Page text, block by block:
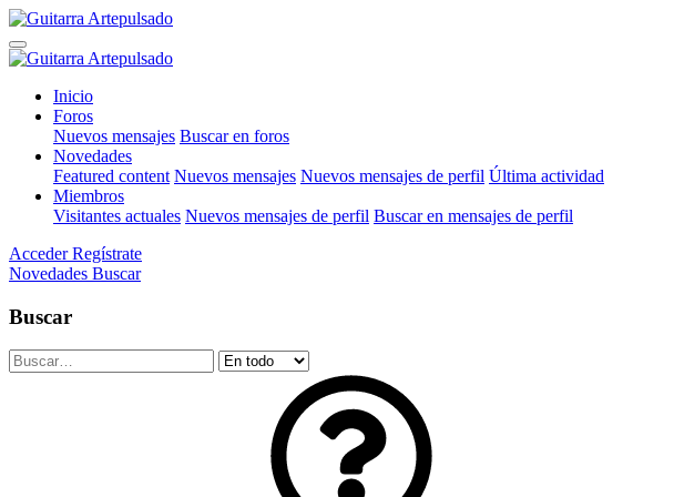
Inicio
Foros
Nuevos mensajes Buscar en foros
Novedades
Featured content Nuevos mensajes Nuevos mensajes de perfil Última actividad
Miembros
Visitantes actuales Nuevos mensajes de perfil Buscar en mensajes de perfil
Acceder Regístrate
Novedades Buscar
Buscar